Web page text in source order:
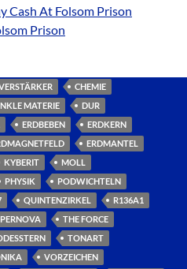
Cash At Folsom Prison
Prison
CHEMIE
MATERIE
DUR
ERDBEBEN
ERDKERN
ERDMANTEL
KYBERIT
MOLL
PHYSIK
PODWICHTELN
QUINTENZIRKEL
R136A1
THE FORCE
TONART
VORZEICHEN